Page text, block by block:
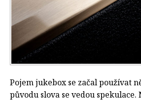
Pojem jukebox se začal používat
původu slova se vedou spekulace.